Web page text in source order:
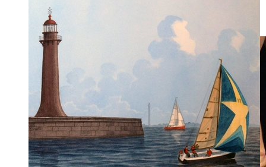
Фото: Пресс-служба Театра на Литейном/ Фото Дарьи
Пичугиной